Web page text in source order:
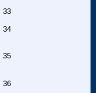
33
34
35
36